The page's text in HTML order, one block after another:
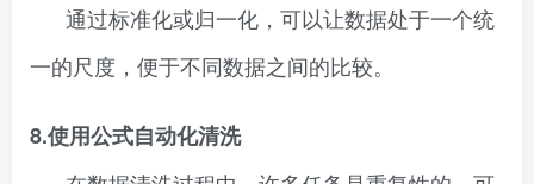
通过标准化或归一化，可以让数据处于一个统
一的尺度，便于不同数据之间的比较。
8.使用公式自动化清洗